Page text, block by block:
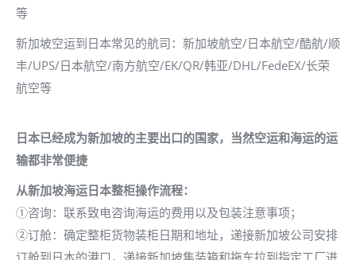
等
新加坡空运到日本常见的航司：新加坡航空/日本航空/酷航/顺
丰/UPS/日本航空/南方航空/EK/QR/韩亚/DHL/FedeEX/长荣
航空等
日本已经成为新加坡的主要出口的国家， 当然空运和海运的运
输都非常便捷
从新加坡海运日本整柜操作流程：
①咨询：联系致电咨询海运的费用以及包装注意事项；
②订舱：确定整柜货物装柜日期和地址，递接新加坡公司安排
订舱到日本的港口，递接新加坡集装箱和拖车拉到指定工厂进